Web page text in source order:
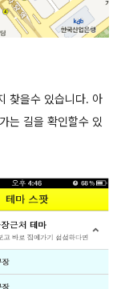
찾을수 있습니다. 아
는 길을 확인할수 있